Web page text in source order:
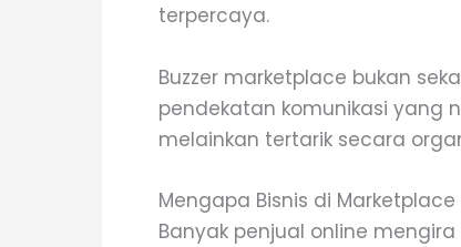
terpercaya.
Buzzer marketplace bukan
pendekatan komunikasi yang
melainkan tertarik secara
Mengapa Bisnis di
Banyak penjual online